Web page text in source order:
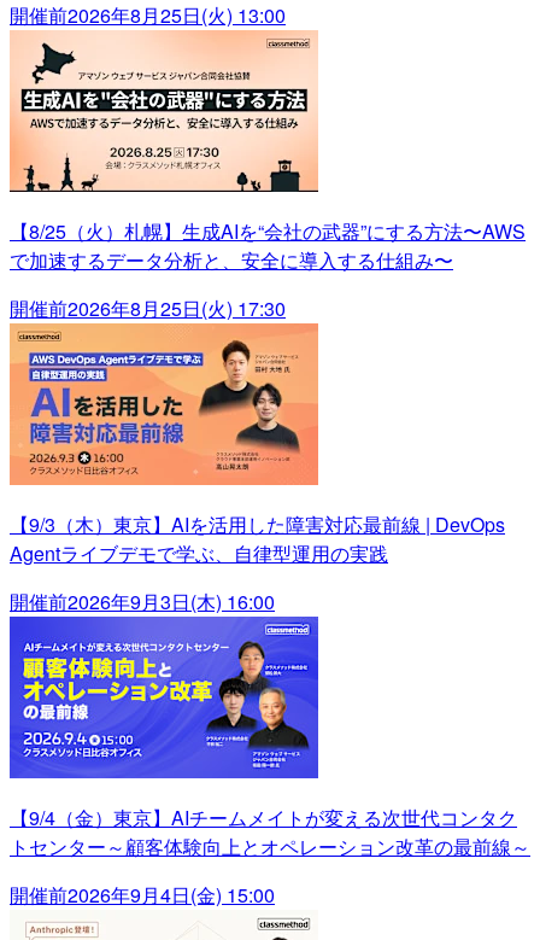
開催前2026年8月25日(火) 13:00
【8/25（火）札幌】生成AIを“会社の武器”にする方法〜AWS
で加速するデータ分析と、安全に導入する仕組み〜
開催前2026年8月25日(火) 17:30
【9/3（木）東京】AIを活用した障害対応最前線 | DevOps
Agentライブデモで学ぶ、自律型運用の実践
開催前2026年9月3日(木) 16:00
【9/4（金）東京】AIチームメイトが変える次世代コンタク
トセンター～顧客体験向上とオペレーション改革の最前線～
開催前2026年9月4日(金) 15:00